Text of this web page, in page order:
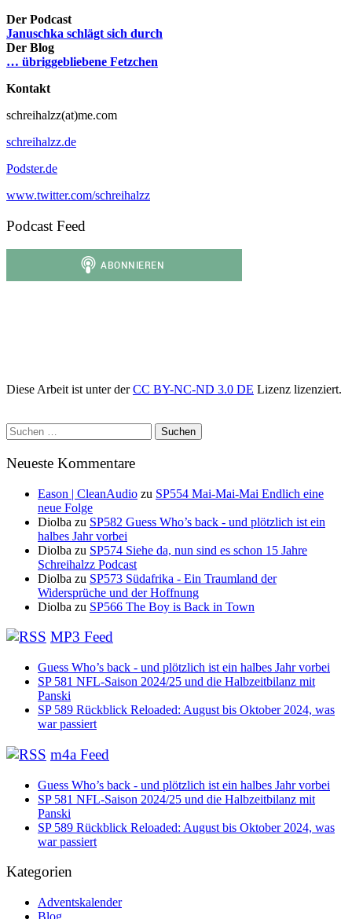
Der Podcast
Januschka schlägt sich durch
Der Blog
… übriggebliebene Fetzchen
Kontakt
schreihalzz(at)me.com
schreihalzz.de
Podster.de
www.twitter.com/schreihalzz
Podcast Feed
Diese Arbeit ist unter derCC BY-NC-ND 3.0 DE Lizenz lizenziert.
Suchen
nach:
Neueste Kommentare
Eason | CleanAudio zu SP554 Mai-Mai-Mai Endlich eine
neue Folge
Diolba zu SP582 Guess Who’s back - und plötzlich ist ein
halbes Jahr vorbei
Diolba zu SP574 Siehe da, nun sind es schon 15 Jahre
Schreihalzz Podcast
Diolba zu SP573 Südafrika - Ein Traumland der
Widersprüche und der Hoffnung
Diolba zu SP566 The Boy is Back in Town
MP3 Feed
Guess Who’s back - und plötzlich ist ein halbes Jahr vorbei
SP 581 NFL-Saison 2024/25 und die Halbzeitbilanz mit
Panski
SP 589 Rückblick Reloaded: August bis Oktober 2024, was
war passiert
m4a Feed
Guess Who’s back - und plötzlich ist ein halbes Jahr vorbei
SP 581 NFL-Saison 2024/25 und die Halbzeitbilanz mit
Panski
SP 589 Rückblick Reloaded: August bis Oktober 2024, was
war passiert
Kategorien
Adventskalender
Blog